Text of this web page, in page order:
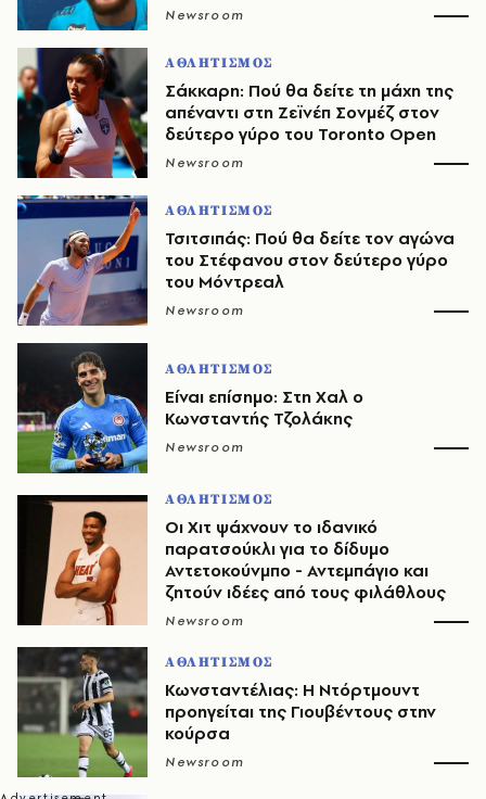
Newsroom
ΑΘΛΗΤΙΣΜΟΣ
Σάκκαρη: Πού θα δείτε τη μάχη της
απέναντι στη Ζεϊνέπ Σονμέζ στον
δεύτερο γύρο του Toronto Open
Newsroom
ΑΘΛΗΤΙΣΜΟΣ
Τσιτσιπάς: Πού θα δείτε τον αγώνα
του Στέφανου στον δεύτερο γύρο
του Μόντρεαλ
Newsroom
ΑΘΛΗΤΙΣΜΟΣ
Είναι επίσημο: Στη Χαλ ο
Κωνσταντής Τζολάκης
Newsroom
ΑΘΛΗΤΙΣΜΟΣ
Οι Χιτ ψάχνουν το ιδανικό
παρατσούκλι για το δίδυμο
Αντετοκούνμπο - Αντεμπάγιο και
ζητούν ιδέες από τους φιλάθλους
Newsroom
ΑΘΛΗΤΙΣΜΟΣ
Κωνσταντέλιας: Η Ντόρτμουντ
προηγείται της Γιουβέντους στην
κούρσα
Newsroom